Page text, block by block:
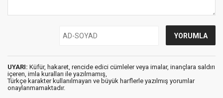
UYARI: Küfür, hakaret, rencide edici cümleler veya imalar, inançlara saldırı
içeren, imla kuralları ile yazılmamış,
Türkçe karakter kullanılmayan ve büyük harflerle yazılmış yorumlar
onaylanmamaktadır.